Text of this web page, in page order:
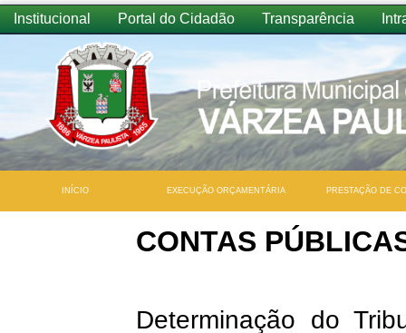
Institucional Portal do Cidadão Transparência
INÍCIO EXECUÇÃO ORÇAMENTÁRIA PRESTAÇÃO DE
CONTAS
Determinação do